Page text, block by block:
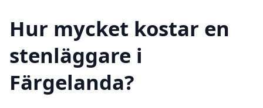
Hur mycket kostar en
stenläggare i
Färgelanda?